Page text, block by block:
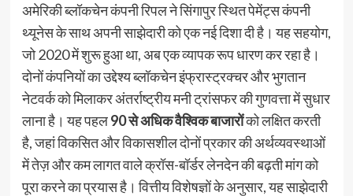
अमेरिकी ब्लॉकचेन कंपनी रिपल ने सिंगापुर स्थित पेमेंट्स कंपनी
थ्यूनेस के साथ अपनी साझेदारी को एक नई दिशा दी है। यह सहयोग,
जो 2020 में शुरू हुआ था, अब एक व्यापक रूप धारण कर रहा है।
दोनों कंपनियों का उद्देश्य ब्लॉकचेन इंफ्रास्ट्रक्चर और भुगतान
नेटवर्क को मिलाकर अंतर्राष्ट्रीय मनी ट्रांसफर की गुणवत्ता में सुधार
लाना है। यह पहल90 से अधिक वैश्विक बाजारोंको लक्षित करती
है, जहां विकसित और विकासशील दोनों प्रकार की अर्थव्यवस्थाओं
में तेज़ और कम लागत वाले क्रॉस-बॉर्डर लेनदेन की बढ़ती मांग को
पूरा करने का प्रयास है। वित्तीय विशेषज्ञों के अनुसार, यह साझेदारी